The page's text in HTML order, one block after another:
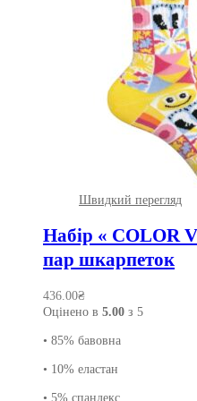
Швидкий перегляд
Набір « COLOR
пар шкарпеток
436.00₴
Оцінено в 5.00 з 5
• 85% бавовна
• 10% еластан
• 5% спандекс